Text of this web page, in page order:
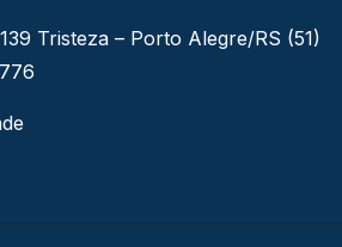
Tristeza – Porto Alegre/RS (51)